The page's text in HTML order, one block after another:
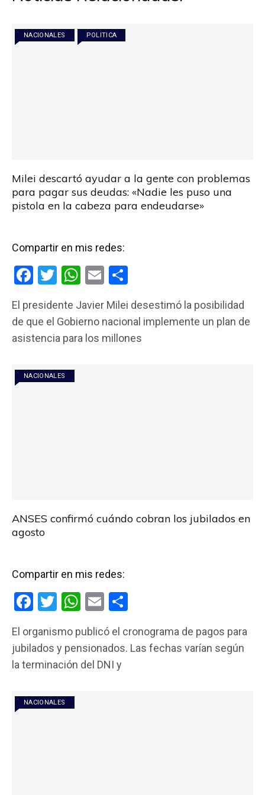
NACIONALES POLITICA
Milei descartó ayudar a la gente con problemas
para pagar sus deudas: «Nadie les puso una
pistola en la cabeza para endeudarse»
Compartir en mis redes:
F
ce
b
o
k
T
tt
er
W
at
s
E
ail m
p
El presidente Javier Milei desestimó la posibilidad
de que el Gobierno nacional implemente un plan de
asistencia para los millones
NACIONALES
ANSES confirmó cuándo cobran los jubilados en
agosto
Compartir en mis redes:
F
ce
b
o
k
T
tt
er
W
at
s
E
ail m
p
El organismo publicó el cronograma de pagos para
jubilados y pensionados. Las fechas varían según
la terminación del DNI y
NACIONALES